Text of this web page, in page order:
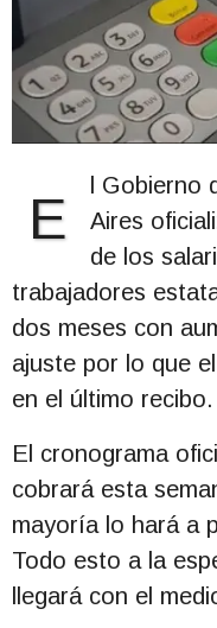
E
l Gobierno
Aires
de los
trabajadores
dos meses con
ajuste por lo que
en el último recibo.
El cronograma
cobrará esta
mayoría lo hará a
Todo esto a la
llegará con el